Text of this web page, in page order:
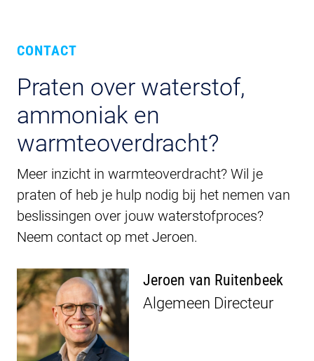
CONTACT
Praten over waterstof,
ammoniak en
warmteoverdracht?
Meer inzicht in warmteoverdracht? Wil je
praten of heb je hulp nodig bij het nemen van
beslissingen over jouw waterstofproces?
Neem contact op met Jeroen.
Jeroen van Ruitenbeek
Algemeen Directeur